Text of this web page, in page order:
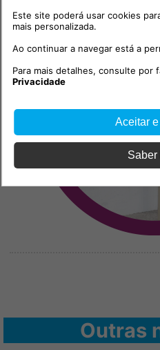
Outras
Este site poderá usar cookies
mais personalizada.
Ao continuar a navegar está a
Para mais detalhes, consulte por
Privacidade
Aceitar
Saber